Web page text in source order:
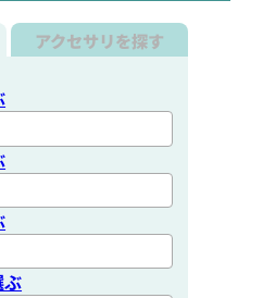
アクセサリを探す